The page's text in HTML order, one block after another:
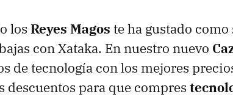
los Reyes Magos te ha gustado como
con Xataka. En nuestro nuevo
de tecnología con los mejores
descuentos para que compres